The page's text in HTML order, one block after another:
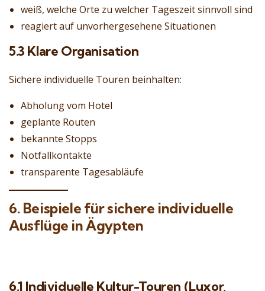
weiß, welche Orte zu welcher Tageszeit sinnvoll sind
reagiert auf unvorhergesehene Situationen
5.3 Klare Organisation
Sichere individuelle Touren beinhalten:
Abholung vom Hotel
geplante Routen
bekannte Stopps
Notfallkontakte
transparente Tagesabläufe
6. Beispiele für sichere individuelle
Ausflüge in Ägypten
6.1 Individuelle Kultur-Touren (Luxor,